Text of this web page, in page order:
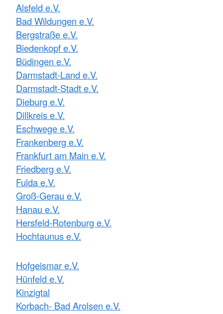
Alsfeld e.V.
Bad Wildungen e.V.
Bergstraße e.V.
Biedenkopf e.V.
Büdingen e.V.
Darmstadt-Land e.V.
Darmstadt-Stadt e.V.
Dieburg e.V.
Dillkreis e.V.
Eschwege e.V.
Frankenberg e.V.
Frankfurt am Main e.V.
Friedberg e.V.
Fulda e.V.
Groß-Gerau e.V.
Hanau e.V.
Hersfeld-Rotenburg e.V.
Hochtaunus e.V.
Hofgeismar e.V.
Hünfeld e.V.
Kinzigtal
Korbach- Bad Arolsen e.V.